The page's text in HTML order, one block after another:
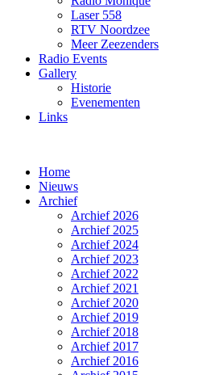
Laser 558
RTV Noordzee
Meer Zeezenders
Radio Events
Gallery
Historie
Evenementen
Links
Home
Nieuws
Archief
Archief 2026
Archief 2025
Archief 2024
Archief 2023
Archief 2022
Archief 2021
Archief 2020
Archief 2019
Archief 2018
Archief 2017
Archief 2016